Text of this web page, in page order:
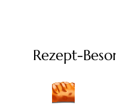
Rezept-